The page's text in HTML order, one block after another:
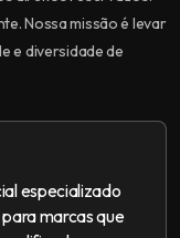
Nossa missão é levar
e diversidade de
especializado
marcas que